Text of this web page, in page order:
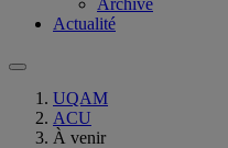
Actualité
UQAM
ACU
À venir